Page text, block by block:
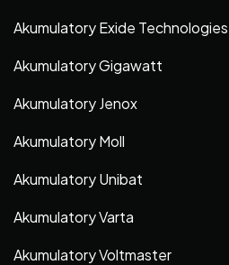
Akumulatory Exide Technologies
Akumulatory Gigawatt
Akumulatory Jenox
Akumulatory Moll
Akumulatory Unibat
Akumulatory Varta
Akumulatory Voltmaster